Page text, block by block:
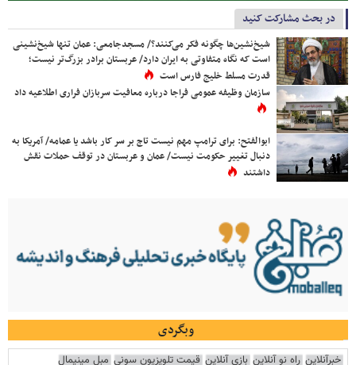
در بحث مشارکت کنید
شیخ‌نشین‌ها چگونه فکر می‌کنند؟/ مسجدجامعی: عمان تنها شیخ‌نشینی
است که نگاه متفاوتی به ایران دارد/ عربستان برادر بزرگ‌تر نیست؛
قدرت مسلط خلیج فارس است
سازمان وظیفه عمومی فراجا درباره معافیت سربازان فراری اطلاعیه داد
ابوالفتح: برای ترامپ مهم نیست تاج بر سر کار باشد یا عمامه/ آمریکا به
دنبال تغییر حکومت نیست/ عمان و عربستان در توقف حملات نقش
داشتند
وبگردی
خبرآنلاین راه نو آنلاین بازی آنلاین قیمت تلویزیون سونی مبل مینیمال